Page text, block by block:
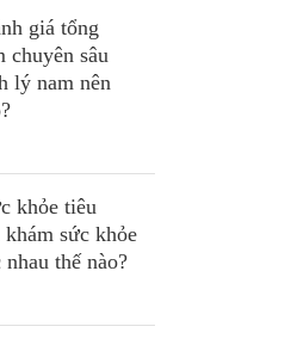
giá tổng
chuyên sâu
lý nam nên
khỏe tiêu
sức khỏe
thế nào?